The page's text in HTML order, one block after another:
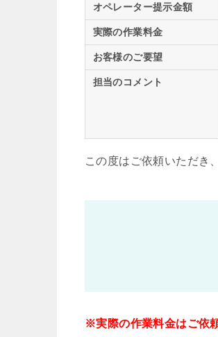
オペレーター提示金額
実際の作業料金
お客様のご要望
担当のコメント
この度はご依頼いただき
※実際の作業料金はご依